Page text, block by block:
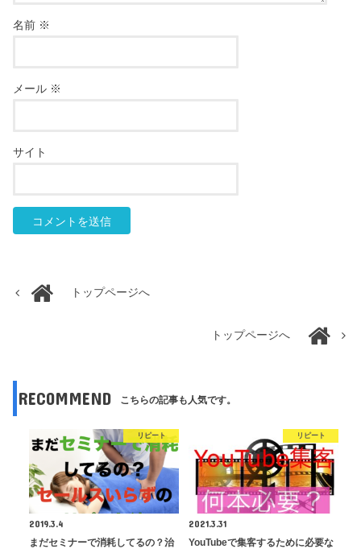
名前 ※
メール ※
サイト
トップページへ
トップページへ
RECOMMEND こちらの記事も人気です。
リピート
2019.3.4
まだセミナーで消耗してるの？治
リピート
2021.3.31
YouTubeで集客するために必要な